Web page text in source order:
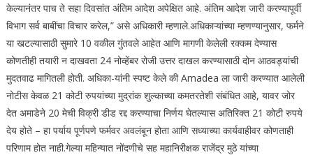
केल्यानंतर पाच ते सहा दिवसांत अंतिम आदेश अपेक्षित आहे. अंतिम आदेश जारी करण्यापूर्वी
विभाग सर्व बाबींचा विचार करेल,” असे अधिकारी म्हणाले.अधिकाऱ्यांच्या म्हणण्यानुसार, फर्मने
या खटल्यासाठी सुमारे 10 वकील गुंतवले आहेत आणि मागणी केलेली रक्कम देण्यास
कोणतीही तयारी न दाखवता 24 नोव्हेंबर रोजी उत्तर दाखल करण्यासाठी दोन आठवड्यांची
मुदतवाढ मागितली होती. अधिका-यांनी स्पष्ट केले की Amadea ला जारी करण्यात आलेली
नोटीस केवळ 21 कोटी रुपयांच्या मुद्रांक शुल्काच्या कमतरतेशी संबंधित आहे, यावर जोर
देत अमाडेने 20 मेची विक्री डीड रद्द करण्याचा निर्णय घेतल्यास अतिरिक्त 21 कोटी रुपये
देय होते – हा पर्याय पूर्णपणे फर्मवर अवलंबून होता आणि सध्याच्या कार्यवाहीवर कोणताही
परिणाम होत नाही.गेल्या महिन्यात नोंदणीचे सह महानिरीक्षक राजेंद्र मुठे यांच्या